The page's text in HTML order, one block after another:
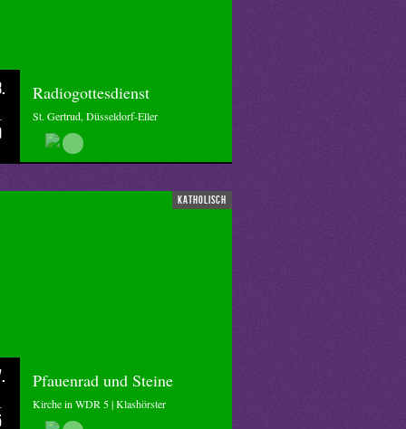
Radiogottesdienst
St. Gertrud, Düsseldorf-Eller
katholisch
Pfauenrad und Steine
Kirche in WDR 5 | Klashörster